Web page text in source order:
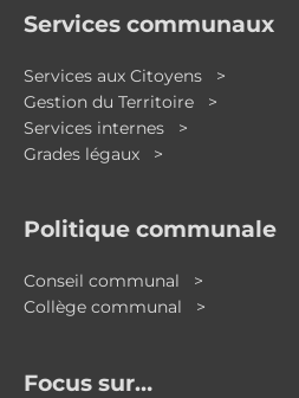
Services communaux
Services aux Citoyens >
Gestion du Territoire >
Services internes >
Grades légaux >
Politique communale
Conseil communal >
Collège communal >
Focus sur…